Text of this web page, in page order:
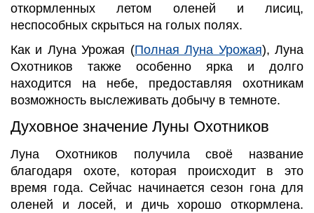
откормленных летом оленей и лисиц,
неспособных скрыться на голых полях.
Как и Луна Урожая (Полная Луна Урожая), Луна
Охотников также особенно ярка и долго
находится на небе, предоставляя охотникам
возможность выслеживать добычу в темноте.
Духовное значение Луны Охотников
Луна Охотников получила своё название
благодаря охоте, которая происходит в это
время года. Сейчас начинается сезон гона для
оленей и лосей, и дичь хорошо откормлена.